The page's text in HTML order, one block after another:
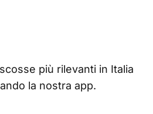
più rilevanti in Italia
la nostra app.